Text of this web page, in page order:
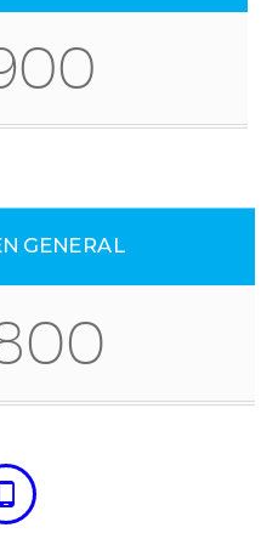
GENERAL

